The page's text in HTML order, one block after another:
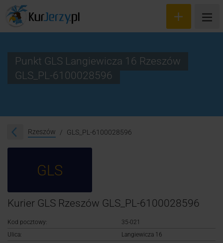
Śledzenie przesyłki
Logowanie
Punkt GLS Langiewicza 16 Rzeszów
GLS_PL-6100028596
Rzeszów GLS_PL-6100028596
GLS
Kurier GLS Rzeszów GLS_PL-6100028596
Kod pocztowy:
35-021
Ulica:
Langiewicza 16